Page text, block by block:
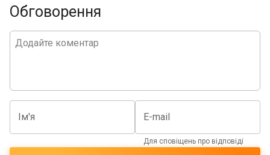
Обговорення
Ім'я E-mail
Для сповіщень про відповіді